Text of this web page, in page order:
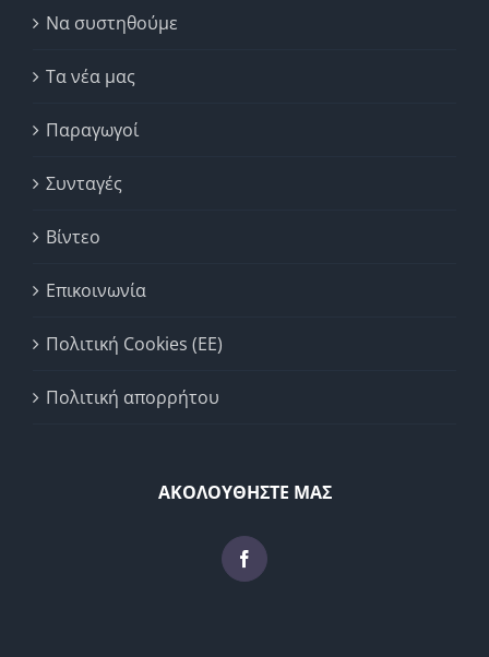
Να συστηθούμε
Τα νέα μας
Παραγωγοί
Συνταγές
Βίντεο
Επικοινωνία
Πολιτική Cookies (ΕΕ)
Πολιτική απορρήτου
ΑΚΟΛΟΥΘΗΣΤΕ ΜΑΣ